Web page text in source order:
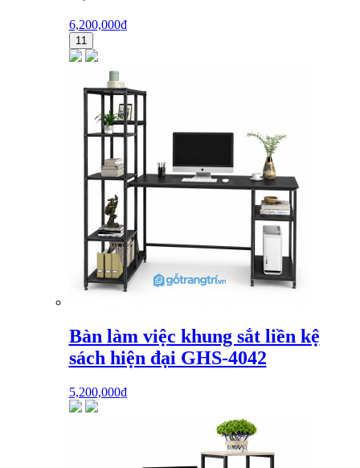
6,200,000₫
11
Bàn làm việc khung sắt liền kệ
sách hiện đại GHS-4042
5,200,000₫